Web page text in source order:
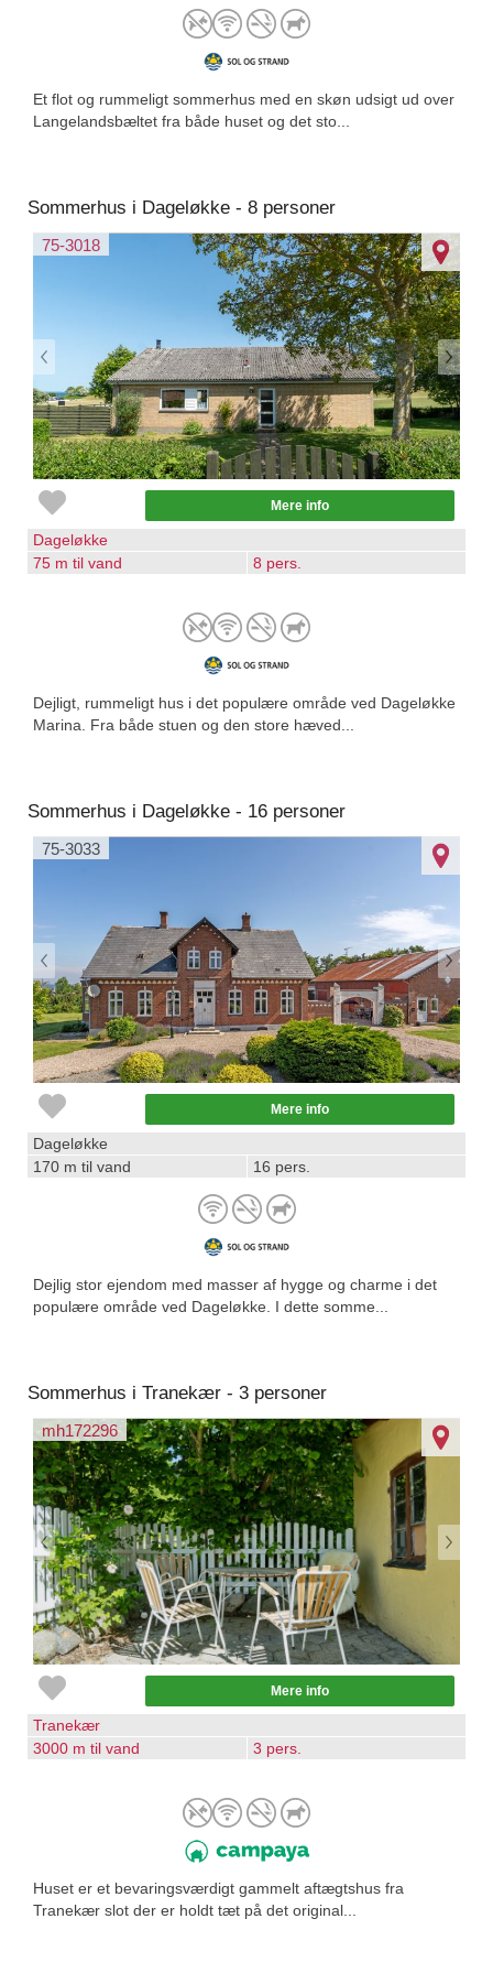
Et flot og rummeligt sommerhus med en skøn udsigt ud over
Langelandsbæltet fra både huset og det sto...
Sommerhus i Dageløkke - 8 personer
75-3018
Mere info
Dageløkke
75 m til vand
8 pers.
Dejligt, rummeligt hus i det populære område ved Dageløkke
Marina. Fra både stuen og den store hæved...
Sommerhus i Dageløkke - 16 personer
75-3033
Mere info
Dageløkke
170 m til vand
16 pers.
Dejlig stor ejendom med masser af hygge og charme i det
populære område ved Dageløkke. I dette somme...
Sommerhus i Tranekær - 3 personer
mh172296
Mere info
Tranekær
3000 m til vand
3 pers.
Huset er et bevaringsværdigt gammelt aftægtshus fra
Tranekær slot der er holdt tæt på det original...